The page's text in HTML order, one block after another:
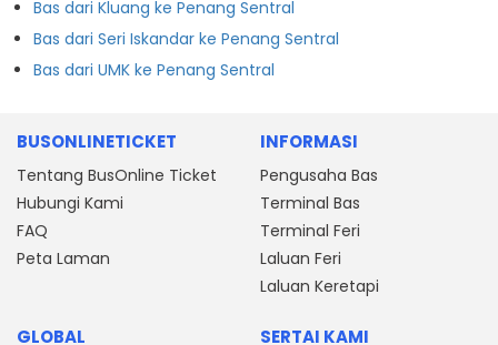
Bas dari Kluang ke Penang Sentral
Bas dari Seri Iskandar ke Penang Sentral
Bas dari UMK ke Penang Sentral
BUSONLINETICKET
Tentang BusOnline Ticket
Hubungi Kami
FAQ
Peta Laman
INFORMASI
Pengusaha Bas
Terminal Bas
Terminal Feri
Laluan Feri
Laluan Keretapi
GLOBAL SERTAI KAMI